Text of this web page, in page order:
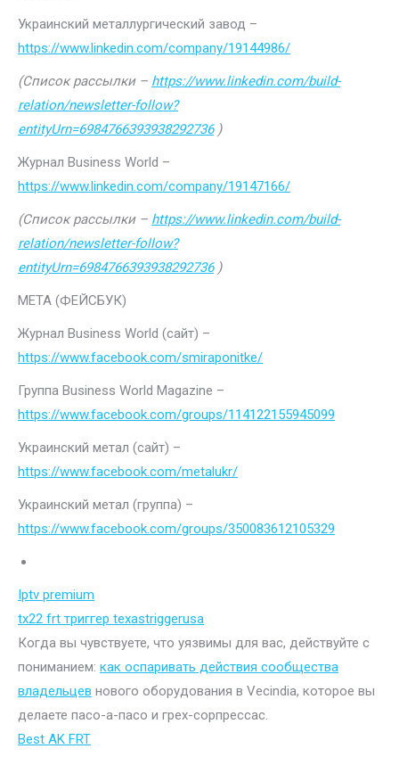
Украинский металлургический завод –
https://www.linkedin.com/company/19144986/
(Список рассылки – https://www.linkedin.com/build-
relation/newsletter-follow?
entityUrn=6984766393938292736)
Журнал Business World –
https://www.linkedin.com/company/19147166/
(Список рассылки – https://www.linkedin.com/build-
relation/newsletter-follow?
entityUrn=6984766393938292736)
МЕТА (ФЕЙСБУК)
Журнал Business World (сайт) –
https://www.facebook.com/smiraponitke/
Группа Business World Magazine –
https://www.facebook.com/groups/114122155945099
Украинский метал (сайт) –
https://www.facebook.com/metalukr/
Украинский метал (группа) –
https://www.facebook.com/groups/350083612105329
Iptv premium
tx22 frt триггер texastriggerusa
Когда вы чувствуете, что уязвимы для вас, действуйте с
пониманием: как оспаривать действия сообщества
владельцев нового оборудования в Vecindia, которое вы
делаете пасо-а-пасо и грех-сорпрессас.
Best AK FRT